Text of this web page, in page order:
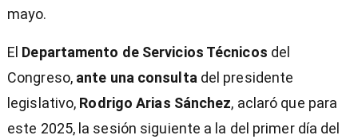
mayo.
El Departamento de Servicios Técnicos del
Congreso, ante una consulta del presidente
legislativo, Rodrigo Arias Sánchez, aclaró que para
este 2025, la sesión siguiente a la del primer día del